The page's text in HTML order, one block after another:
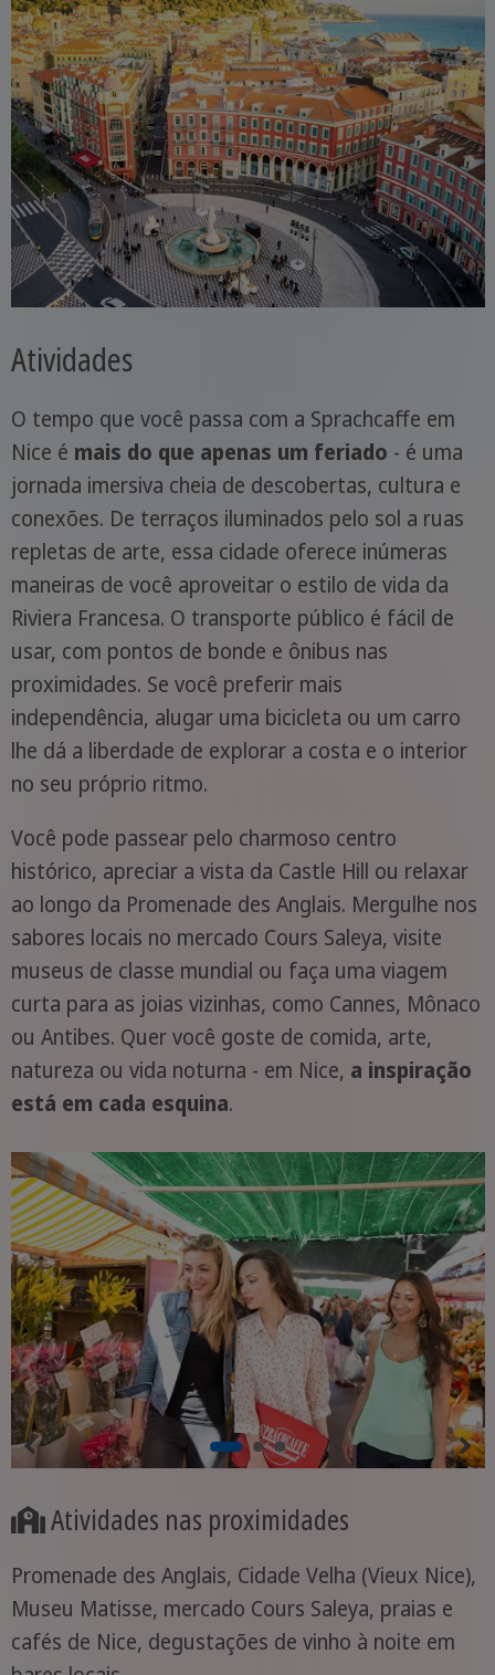
Atividades
O tempo que você passa com a Sprachcaffe em
Nice é mais do que apenas um feriado - é uma
jornada imersiva cheia de descobertas, cultura e
conexões. De terraços iluminados pelo sol a ruas
repletas de arte, essa cidade oferece inúmeras
maneiras de você aproveitar o estilo de vida da
Riviera Francesa. O transporte público é fácil de
usar, com pontos de bonde e ônibus nas
proximidades. Se você preferir mais
independência, alugar uma bicicleta ou um carro
lhe dá a liberdade de explorar a costa e o interior
no seu próprio ritmo.
Você pode passear pelo charmoso centro
histórico, apreciar a vista da Castle Hill ou relaxar
ao longo da Promenade des Anglais. Mergulhe nos
sabores locais no mercado Cours Saleya, visite
museus de classe mundial ou faça uma viagem
curta para as joias vizinhas, como Cannes, Mônaco
ou Antibes. Quer você goste de comida, arte,
natureza ou vida noturna - em Nice, a inspiração
está em cada esquina.
Atividades nas proximidades
Promenade des Anglais, Cidade Velha (Vieux Nice),
Museu Matisse, mercado Cours Saleya, praias e
cafés de Nice, degustações de vinho à noite em